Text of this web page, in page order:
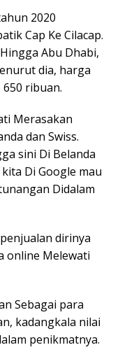
2020
Cap Ke Cilacap.
Abu Dhabi,
dia, harga
ribuan.
Merasakan
dan Swiss.
sini Di Belanda
Di Google mau
Didalam
dirinya
online Melewati
Sebagai para
kadangkala nilai
penikmatnya.